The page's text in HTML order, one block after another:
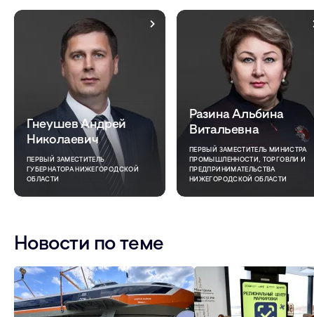
Гнеушев Андрей
Николаевич
ПЕРВЫЙ ЗАМЕСТИТЕЛЬ
ГУБЕРНАТОРА НИЖЕГОРОДСКОЙ
ОБЛАСТИ
Разина Альбина
Витальевна
ПЕРВЫЙ ЗАМЕСТИТЕЛЬ МИНИСТРА
ПРОМЫШЛЕННОСТИ, ТОРГОВЛИ И
ПРЕДПРИНИМАТЕЛЬСТВА
НИЖЕГОРОДСКОЙ ОБЛАСТИ
Новости по теме